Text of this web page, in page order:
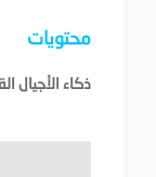
محتويات
ذكاء الأجيال